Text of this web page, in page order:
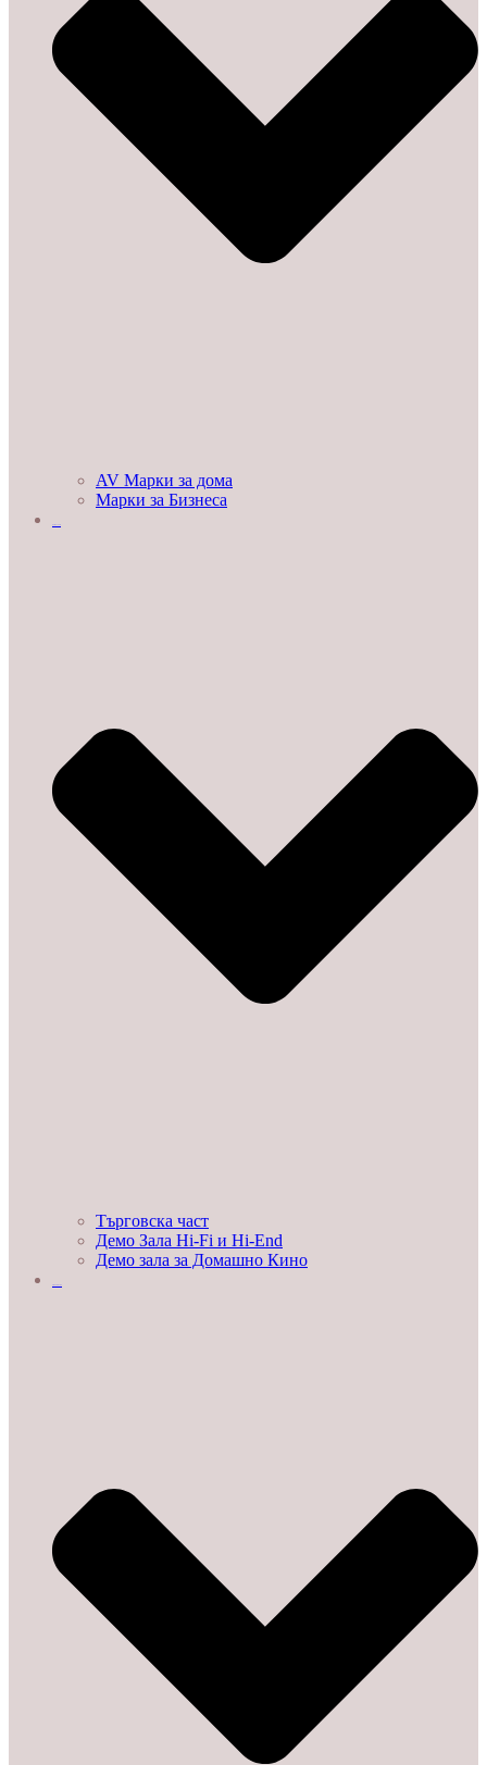
AV Марки за дома
Марки за Бизнеса
Търговска част
Демо Зала Hi-Fi и Hi-End
Демо зала за Домашно Кино